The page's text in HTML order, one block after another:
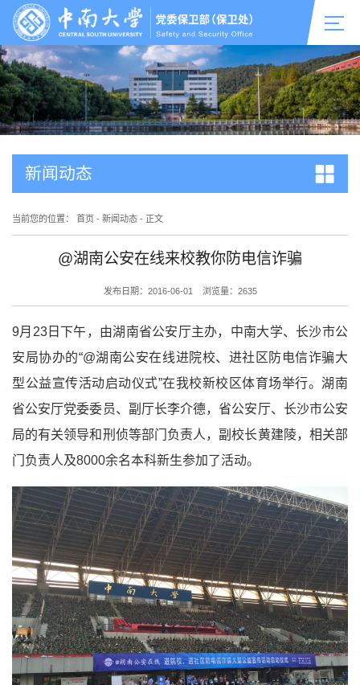
新闻动态
当前您的位置： 首页 - 新闻动态 - 正文
@湖南公安在线来校教你防电信诈骗
发布日期：2016-06-01 浏览量： 2635
9月23日下午，由湖南省公安厅主办，中南大学、长沙市公
安局协办的“@湖南公安在线进院校、进社区防电信诈骗大
型公益宣传活动启动仪式”在我校新校区体育场举行。湖南
省公安厅党委委员、副厅长李介德，省公安厅、长沙市公安
局的有关领导和刑侦等部门负责人，副校长黄建陵，相关部
门负责人及8000余名本科新生参加了活动。